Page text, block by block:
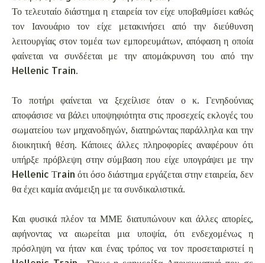
Το τελευταίο διάστημα η εταιρεία τον είχε υποβαθμίσει καθώς
τον Ιανουάριο τον είχε μετακινήσει από την διεύθυνση
λειτουργίας στον τομέα των εμπορευμάτων, απόφαση η οποία
φαίνεται να συνδέεται με την απομάκρυνση του από την
Hellenic Train.
Το ποτήρι φαίνεται να ξεχείλισε όταν ο κ. Γενηδούνιας
αποφάσισε να βάλει υποψηφιότητα στις προσεχείς εκλογές του
σωματείου των μηχανοδηγών, διατηρώντας παράλληλα και την
διοικητική θέση. Κάποιες άλλες πληροφορίες αναφέρουν ότι
υπήρξε πρόβλεψη στην σύμβαση που είχε υπογράψει με την
Hellenic Τrain ότι όσο διάστημα εργάζεται στην εταιρεία, δεν
θα έχει καμία ανάμειξη με τα συνδικαλιστικά.
Και φυσικά πλέον τα ΜΜΕ διατυπώνουν και άλλες απορίες,
αφήνοντας να αιωρείται μια υποψία, ότι ενδεχομένως η
πρόσληψη να ήταν και ένας τρόπος να τον προσεταιριστεί η